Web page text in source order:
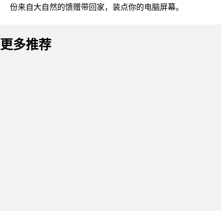
份来自大自然的馈赠带回家，装点你的电脑屏幕。
更多推荐